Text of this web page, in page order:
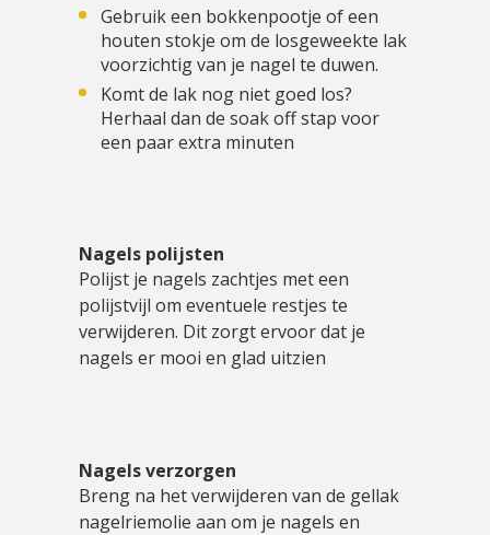
Gebruik een bokkenpootje of een
houten stokje om de losgeweekte lak
voorzichtig van je nagel te duwen.
Komt de lak nog niet goed los?
Herhaal dan de soak off stap voor
een paar extra minuten
Nagels polijsten
Polijst je nagels zachtjes met een
polijstvijl om eventuele restjes te
verwijderen. Dit zorgt ervoor dat je
nagels er mooi en glad uitzien
Nagels verzorgen
Breng na het verwijderen van de gellak
nagelriemolie aan om je nagels en